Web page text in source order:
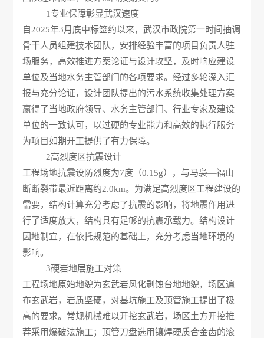
1专业保障彰显武汉速度
自2025年3月底中标签约以来，武汉市政院第一时间抽调
骨干人员组建技术团队，安排经验丰富的项目负责人驻
场服务，高效推进方案论证与设计攻坚，及时响应建设
单位及当地水务主管部门的各项要求。经过多轮深入汇
报与充分论证，设计团队提出的污水系统收集处理方案
赢得了当地政府领导、水务主管部门、行业专家及建设
单位的一致认可，以过硬的专业能力和高效的执行服务
为项目如期开工提供了有力保障。
2高烈度区抗震设计
工程场地抗震设防烈度为7度（0.15g），与马袅—福山
断断裂带最近距离约2.0km。为满足高烈度区工程建设的
需要，结构计算充分考虑了抗震的影响，将地震作用进
行了适度放大，结构具有足够的抗震承载力。结构设计
因地制宜，在依托规范的基础上，充分考虑当地环境的
影响。
3硬岩地层施工对策
工程场地原始地貌为玄武岩风化剥蚀台地地貌，场区遍
布玄武岩，岩质坚硬，对基坑施工及顶管施工提出了极
高的要求。常规机械难以开挖玄武岩，场区土方开挖推
荐采用爆破法施工；顶管刀盘选用镶焊硬质合金齿的滚